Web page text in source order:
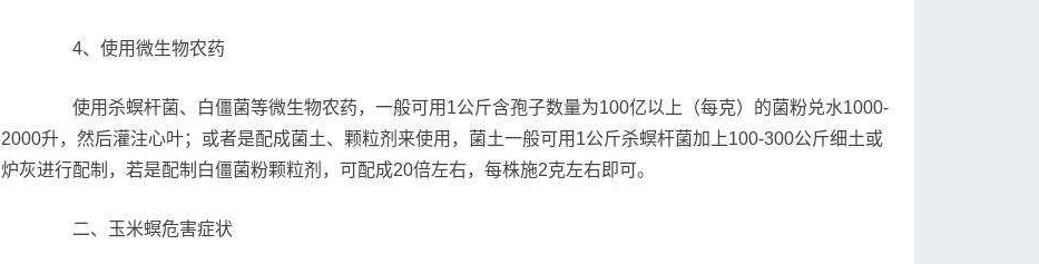
4、使用微生物农药
使用杀螟杆菌、白僵菌等微生物农药，一般可用1公斤含孢子数量为100亿以上（每克）的菌粉兑水1000-
2000升，然后灌注心叶；或者是配成菌土、颗粒剂来使用，菌土一般可用1公斤杀螟杆菌加上100-300公斤细土或
炉灰进行配制，若是配制白僵菌粉颗粒剂，可配成20倍左右，每株施2克左右即可。
二、玉米螟危害症状